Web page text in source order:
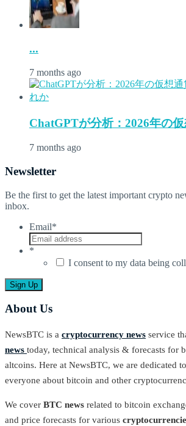
...
7 months ago
ChatGPTが分析：2026年の
7 months ago
Newsletter
Be the first to get the latest important crypto
inbox.
Email*
*
I consent to my data being
About Us
NewsBTC is a cryptocurrency news service
news today, technical analysis & forecasts for
altcoins. Here at NewsBTC, we are dedicated
everyone about bitcoin and other
We cover BTC news related to bitcoin
and price forecasts for various